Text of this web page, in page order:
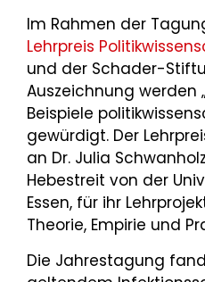
Im Rahmen der
Lehrpreis
und der Schader-
Auszeichnung werden
Beispiele
gewürdigt. Der
an Dr. Julia
Hebestreit von der
Essen, für ihr
Theorie, Empirie und
Die Jahrestagung